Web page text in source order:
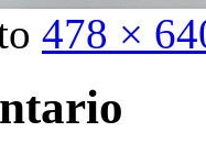
478 ×